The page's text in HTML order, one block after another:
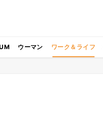
ウーマン ワーク＆ライフ